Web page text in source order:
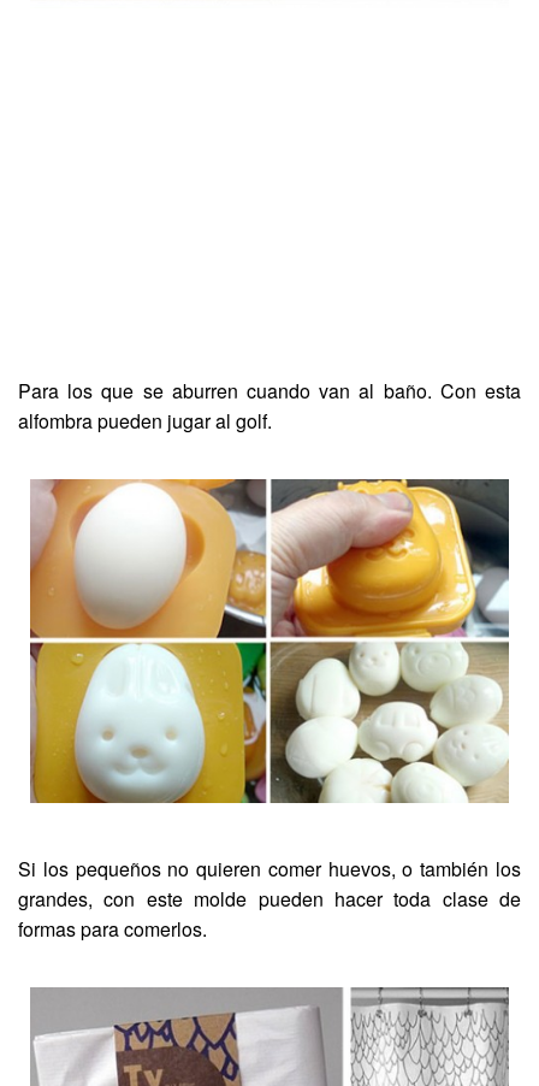
Para los que se aburren cuando van al baño. Con esta
alfombra pueden jugar al golf.
Si los pequeños no quieren comer huevos, o también los
grandes, con este molde pueden hacer toda clase de
formas para comerlos.